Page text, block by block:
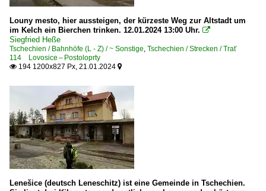
7 230 BR 230 · S 489.0 'Laminatka'
7 242 BR 242 'Plechovka'
7 263 BR 263 · S 499.2 'Princesna'
Elektrotriebzüge | Gleichstrom
1 440 BR 440 · 441 RegioPanter
1 460 BR 460
1 471 BR 471 · 971 ·Skoda 16Ev· CityElefant
1 480 BR 480 ·Flirt·
BR M 400.0 · kkStB 40.0 'Elinka'
Louny mesto, hier aussteigen, der kürzeste Weg zur Altstadt um
im Kelch ein Bierchen trinken. 12.01.2024 13:00 Uhr. 
Siegfried Heße
Tschechien / Bahnhöfe (L - Z) / ~ Sonstige, Tschechien / Strecken / Trať
114 Lovosice – Postoloprty
 194 1200x827 Px, 21.01.2024 
Lenešice (deutsch Leneschitz) ist eine Gemeinde in Tschechien.